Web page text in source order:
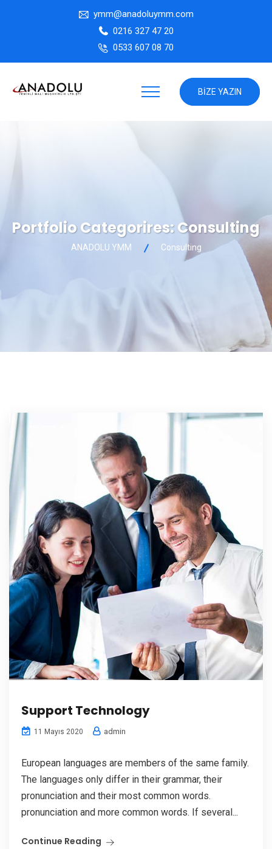
ymm@anadoluymm.com
0216 327 47 20
0533 607 08 70
BIZE YAZIN
Portfolio Categorires:Consulting
ANADOLU YMM Consulting
Support Technology
11 Mayıs 2020 admin
European languages are members of the same family.
The languages only differ in their grammar, their
pronunciation and their most common words.
pronunciation and more common words. If several...
Continue Reading